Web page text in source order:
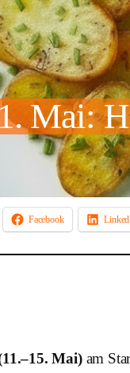
Mai:
Facebook
Mai)am